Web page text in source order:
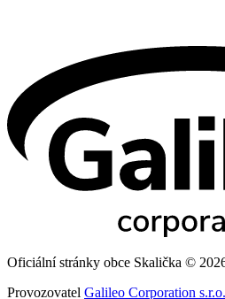
Oficiální stránky obce Skalička ©
Provozovatel Galileo Corporation s.r.o.